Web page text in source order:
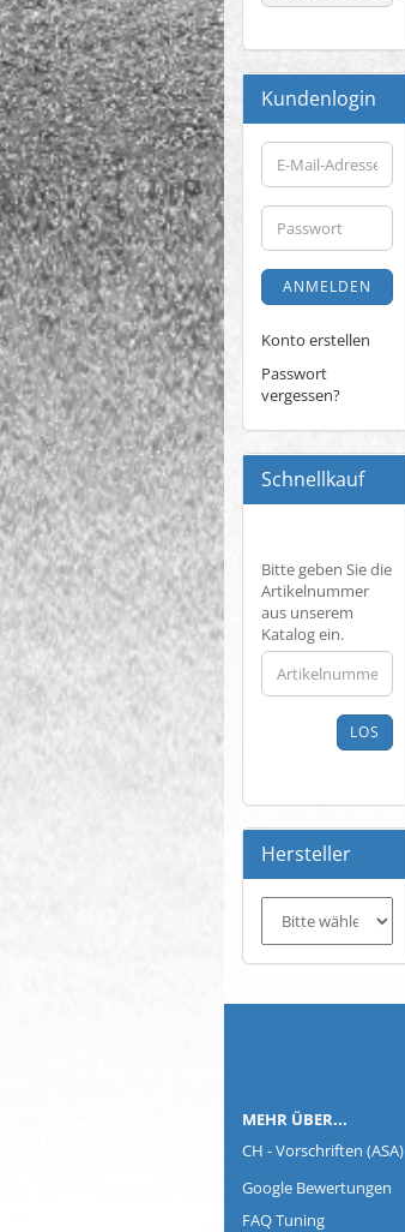
Kundenlogin
E-
Mail-
Adresse
Passwort
ANMELDEN
Konto erstellen
Passwort
vergessen?
Schnellkauf
BITTE
GEBEN
SIE
DIE
ARTIKELNUMMER
AUS
UNSEREM
Bitte geben Sie die
Artikelnummer
aus unserem
Katalog ein.
LOS
Hersteller
MEHR ÜBER...
CH - Vorschriften (ASA)
Google Bewertungen
FAQ Tuning